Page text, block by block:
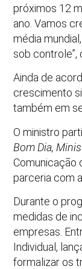
próximos 12
ano. Vamos
média
sob controle”,
Ainda de
crescimento
também em
O ministro
Bom Dia,
Comunicação
parceria com a
Durante o
medidas de
empresas.
Individual,
formalizar os